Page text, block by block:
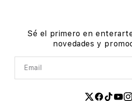
Sé el primero en
novedades y
Email